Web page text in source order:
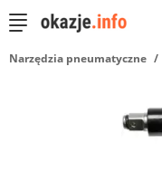
Narzędzia pneumatyczne